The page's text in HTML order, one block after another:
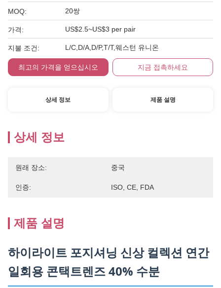
MOQ: 20쌍
가격: US$2.5~US$3 per pair
지불 조건: L/C,D/A,D/P,T/T,웨스턴 유니온
최고의 가격을 얻으십시오 지금 접촉하세요
상세 정보 제품 설명
상세 정보
원래 장소: 중국
인증: ISO, CE, FDA
제품 설명
하이라이트 포지셔닝 신상 컬렉션 연간
일회용 콘택트렌즈 40% 수분